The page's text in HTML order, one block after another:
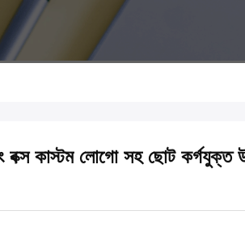
বক্স কাস্টম লোগো সহ ছোট কর্গযুক্ত